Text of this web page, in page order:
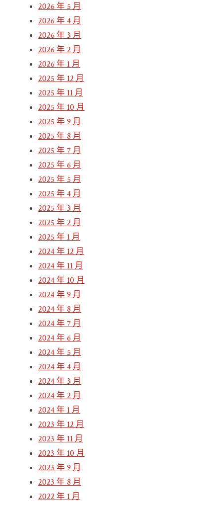
2026 年 5 月
2026 年 4 月
2026 年 3 月
2026 年 2 月
2026 年 1 月
2025 年 12 月
2025 年 11 月
2025 年 10 月
2025 年 9 月
2025 年 8 月
2025 年 7 月
2025 年 6 月
2025 年 5 月
2025 年 4 月
2025 年 3 月
2025 年 2 月
2025 年 1 月
2024 年 12 月
2024 年 11 月
2024 年 10 月
2024 年 9 月
2024 年 8 月
2024 年 7 月
2024 年 6 月
2024 年 5 月
2024 年 4 月
2024 年 3 月
2024 年 2 月
2024 年 1 月
2023 年 12 月
2023 年 11 月
2023 年 10 月
2023 年 9 月
2023 年 8 月
2022 年 1 月